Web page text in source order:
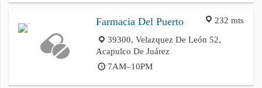
232 mts
Farmacia Del Puerto
39300, Velazquez De León 52,
Acapulco De Juárez
7AM–10PM